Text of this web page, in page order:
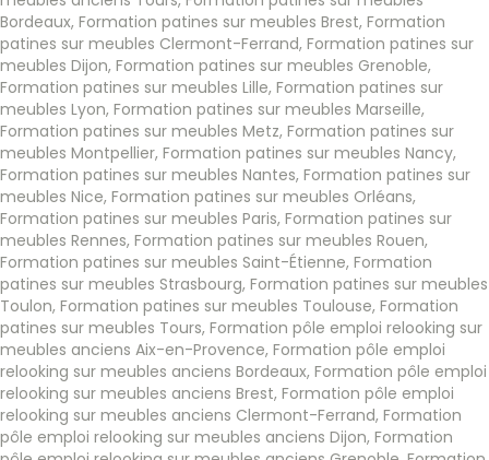
Bordeaux, Formation patines sur meubles Brest, Formation
patines sur meubles Clermont-Ferrand, Formation patines sur
meubles Dijon, Formation patines sur meubles Grenoble,
Formation patines sur meubles Lille, Formation patines sur
meubles Lyon, Formation patines sur meubles Marseille,
Formation patines sur meubles Metz, Formation patines sur
meubles Montpellier, Formation patines sur meubles Nancy,
Formation patines sur meubles Nantes, Formation patines sur
meubles Nice, Formation patines sur meubles Orléans,
Formation patines sur meubles Paris, Formation patines sur
meubles Rennes, Formation patines sur meubles Rouen,
Formation patines sur meubles Saint-Étienne, Formation
patines sur meubles Strasbourg, Formation patines sur meubles
Toulon, Formation patines sur meubles Toulouse, Formation
patines sur meubles Tours, Formation pôle emploi relooking sur
meubles anciens Aix-en-Provence, Formation pôle emploi
relooking sur meubles anciens Bordeaux, Formation pôle emploi
relooking sur meubles anciens Brest, Formation pôle emploi
relooking sur meubles anciens Clermont-Ferrand, Formation
pôle emploi relooking sur meubles anciens Dijon, Formation